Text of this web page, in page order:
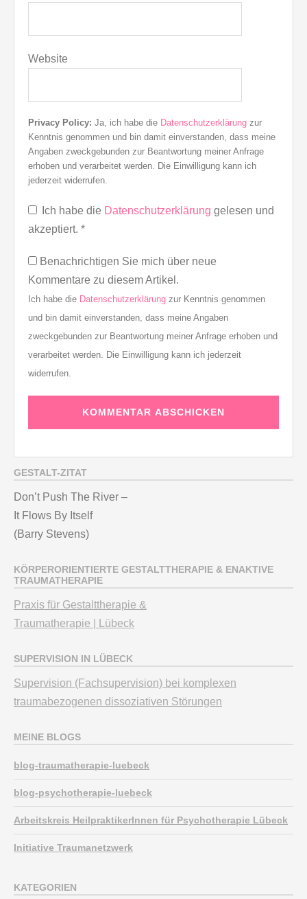
Website
Privacy Policy: Ja, ich habe die Datenschutzerklärung zur
Kenntnis genommen und bin damit einverstanden, dass meine
Angaben zweckgebunden zur Beantwortung meiner Anfrage
erhoben und verarbeitet werden. Die Einwilligung kann ich
jederzeit widerrufen.
Ich habe die Datenschutzerklärung gelesen und
akzeptiert. *
Benachrichtigen Sie mich über neue
Kommentare zu diesem Artikel.
Ich habe die Datenschutzerklärung zur Kenntnis genommen
und bin damit einverstanden, dass meine Angaben
zweckgebunden zur Beantwortung meiner Anfrage erhoben und
verarbeitet werden. Die Einwilligung kann ich jederzeit
widerrufen.
GESTALT-ZITAT
Don’t Push The River –
It Flows By Itself
(Barry Stevens)
KÖRPERORIENTIERTE GESTALTTHERAPIE & ENAKTIVE
TRAUMATHERAPIE
Praxis für Gestalttherapie &
Traumatherapie | Lübeck
SUPERVISION IN LÜBECK
Supervision (Fachsupervision) bei komplexen
traumabezogenen dissoziativen Störungen
MEINE BLOGS
blog-traumatherapie-luebeck
blog-psychotherapie-luebeck
Arbeitskreis HeilpraktikerInnen für Psychotherapie Lübeck
Initiative Traumanetzwerk
KATEGORIEN